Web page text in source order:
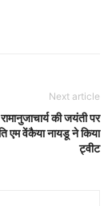
Next article
की जयंती पर
एम वेंकैया नायडू ने किया
ट्वीट